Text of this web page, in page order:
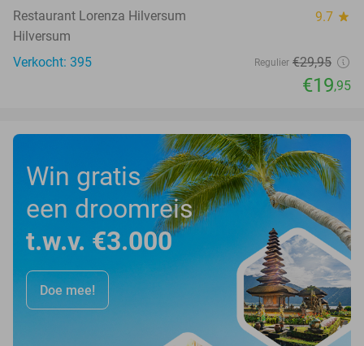
Restaurant Lorenza Hilversum 9.7 star
Hilversum
Verkocht: 395
Regulier €29,95
€19,95
Win gratis
een droomreis
t.w.v. €3.000
Doe mee!